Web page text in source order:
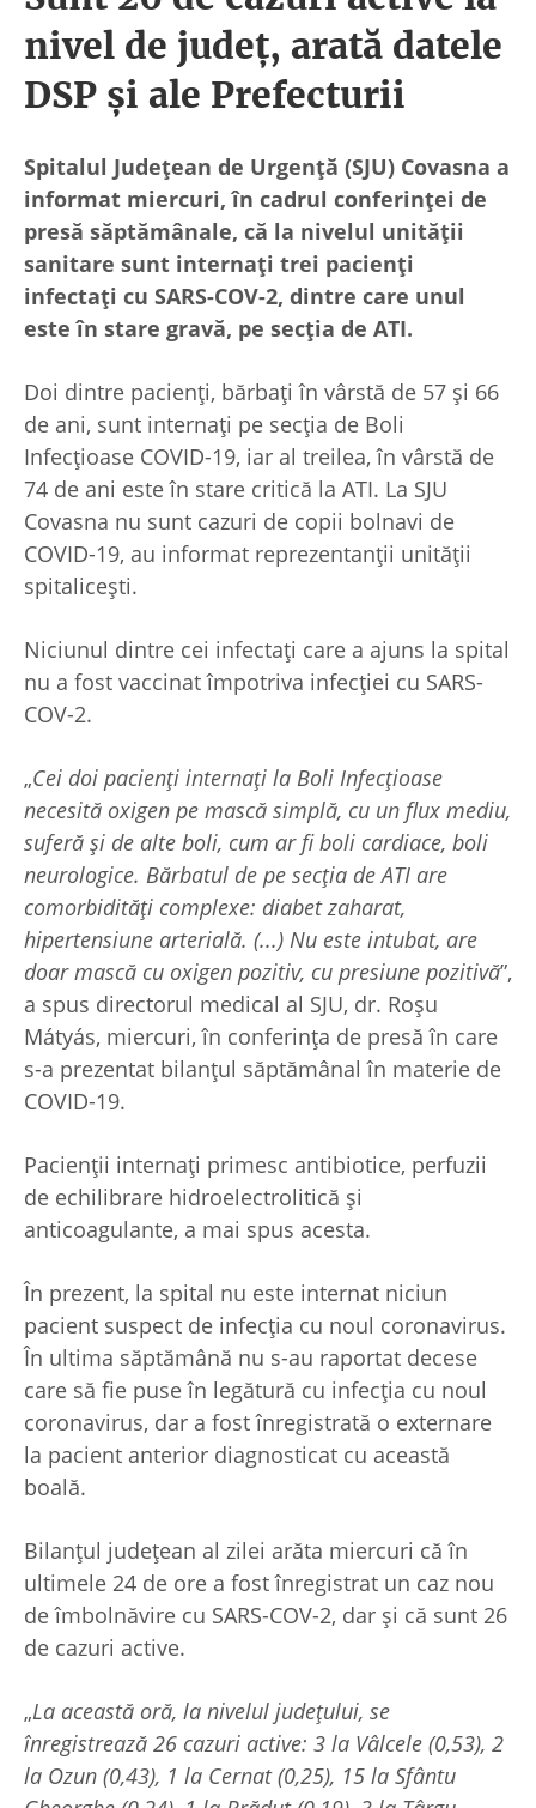
nivel de județ, arată datele
DSP și ale Prefecturii
Spitalul Județean de Urgență (SJU) Covasna a
informat miercuri, în cadrul conferinței de
presă săptămânale, că la nivelul unității
sanitare sunt internați trei pacienți
infectați cu SARS-COV-2, dintre care unul
este în stare gravă, pe secția de ATI.
Doi dintre pacienți, bărbați în vârstă de 57 și 66
de ani, sunt internați pe secția de Boli
Infecțioase COVID-19, iar al treilea, în vârstă de
74 de ani este în stare critică la ATI. La SJU
Covasna nu sunt cazuri de copii bolnavi de
COVID-19, au informat reprezentanții unității
spitalicești.
Niciunul dintre cei infectați care a ajuns la spital
nu a fost vaccinat împotriva infecției cu SARS-
COV-2.
„Cei doi pacienți internați la Boli Infecțioase
necesită oxigen pe mască simplă, cu un flux mediu,
suferă și de alte boli, cum ar fi boli cardiace, boli
neurologice. Bărbatul de pe secția de ATI are
comorbidități complexe: diabet zaharat,
hipertensiune arterială. (...) Nu este intubat, are
doar mască cu oxigen pozitiv, cu presiune pozitivă”,
a spus directorul medical al SJU, dr. Roșu
Mátyás, miercuri, în conferința de presă în care
s-a prezentat bilanțul săptămânal în materie de
COVID-19.
Pacienții internați primesc antibiotice, perfuzii
de echilibrare hidroelectrolitică și
anticoagulante, a mai spus acesta.
În prezent, la spital nu este internat niciun
pacient suspect de infecția cu noul coronavirus.
În ultima săptămână nu s-au raportat decese
care să fie puse în legătură cu infecția cu noul
coronavirus, dar a fost înregistrată o externare
la pacient anterior diagnosticat cu această
boală.
Bilanțul județean al zilei arăta miercuri că în
ultimele 24 de ore a fost înregistrat un caz nou
de îmbolnăvire cu SARS-COV-2, dar și că sunt 26
de cazuri active.
„La această oră, la nivelul județului, se
înregistrează 26 cazuri active: 3 la Vâlcele (0,53), 2
la Ozun (0,43), 1 la Cernat (0,25), 15 la Sfântu